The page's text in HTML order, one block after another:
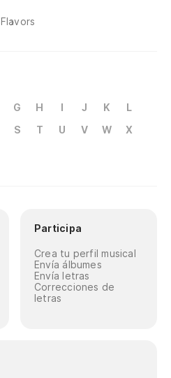
Flavors
G H I J K
L
S T U V W
X
Participa
Crea tu perfil musical
Envía álbumes
Envía letras
Correcciones de
letras